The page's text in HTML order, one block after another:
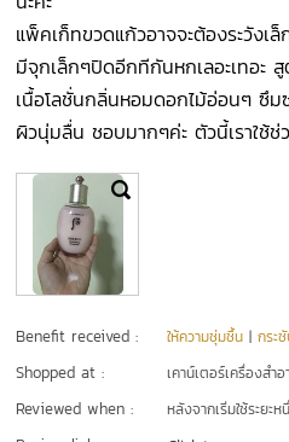
แพ็คเก็ทขวดแก้วอาจจะต้องระวังเ
มีจุกเล็กๆปิดอีกทีกันหกเลอะเทอะ
เนื้อโลชั่นกลิ่นหอมดอกไม้อ่อนๆ ซึม
ผิวนุ่มลื่น ชอบมากๆค่ะ ตัวนี้เราใช้ช่
Benefit received : ให้ความชุ่มชื้น |กระ
Shopped at : เคาน์เตอร์เครื่องสำ
Reviewed when : หลังจากเริ่มใช้ระยะห